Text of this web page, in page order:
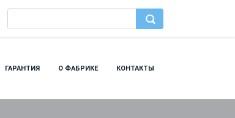
ГАРАНТИЯ О ФАБРИКЕ КОНТАКТЫ